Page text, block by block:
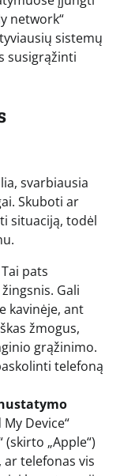
network“
sistemų
susigrąžinti
svarbiausia
Skuboti ar
situaciją, todėl
Tai pats
Gali
kavinėje, ant
žmogus,
grąžinimo.
telefoną
Device“
(skirto „Apple“)
telefonas vis